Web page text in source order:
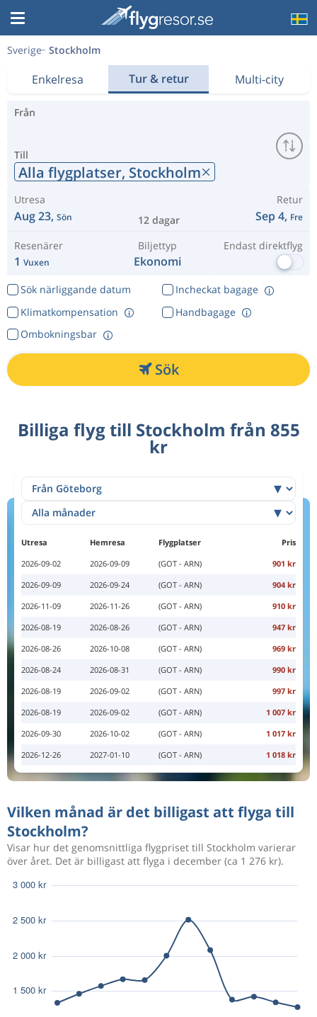
Sverige Stockholm
Enkelresa Tur & retur Multi-city
Från
Till
Alla flygplatser, Stockholm
Utresa
Aug 23, Sön 12 dagar
Retur
Sep 4, Fre
Resenärer
1 Vuxen
Biljettyp
Ekonomi
Endast direktflyg
Sök närliggande datum
Incheckat bagage
Klimatkompensation
Ombokningsbar
Handbagage
Sök
Billiga flyg till Stockholm från 855
kr
Utresa Hemresa Flygplatser
Pris
2026-09-02
2026-09-09 (GOT - ARN)
901 kr
2026-09-09
2026-09-24 (GOT - ARN)
904 kr
2026-11-09
2026-11-26 (GOT - ARN)
910 kr
2026-08-19
2026-08-26 (GOT - ARN)
947 kr
2026-08-26
2026-10-08 (GOT - ARN)
969 kr
2026-08-24
2026-08-31 (GOT - ARN)
990 kr
2026-08-19
2026-09-02 (GOT - ARN)
997 kr
2026-08-19
2026-09-02 (GOT - ARN)
1 007 kr
2026-09-30
2026-10-02 (GOT - ARN)
1 017 kr
2026-12-26
2027-01-10 (GOT - ARN) 1 018 kr
Vilken månad är det billigast att flyga till
Stockholm?
Visar hur det genomsnittliga flygpriset till Stockholm varierar
över året. Det är billigast att flyga i december (ca 1 276 kr).